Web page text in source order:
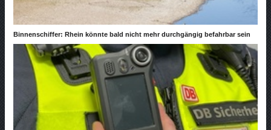
Binnenschiffer: Rhein könnte bald nicht mehr durchgängig befahrbar sein